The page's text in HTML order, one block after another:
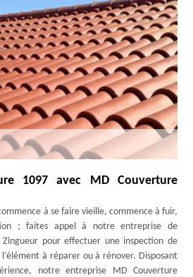
1097 avec MD Couverture
à se faire vieille, commence à fuir,
; faites appel à notre entreprise de
pour effectuer une inspection de
à réparer ou à rénover. Disposant
notre entreprise MD Couverture